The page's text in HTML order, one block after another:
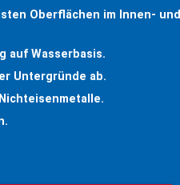
Oberflächen im Innen- und
auf Wasserbasis.
Untergründe ab.
Nichteisenmetalle.